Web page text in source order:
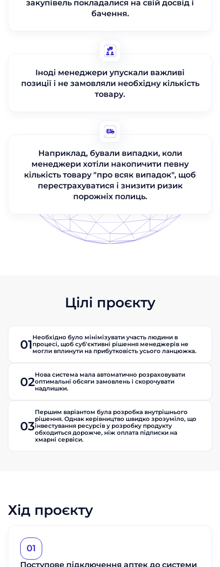
закупівель покладалися на свій досвід і
бачення.
Іноді менеджери упускали важливі
позиції і не замовляли необхідну кількість
товару.
Наприклад, бували випадки, коли
менеджери хотіли накопичити певну
кількість товару "про всяк випадок", щоб
перестрахуватися і знизити ризик
порожніх полиць.
Цілі проєкту
01 Необхідно було мінімізувати участь людини в
процесі, щоб суб'єктивні рішення менеджерів не
могли вплинути на прибутковість усього ланцюжка.
02Нова система мала автоматично розраховувати
оптимальні обсяги замовлень і скорочувати
надлишки.
03
Першим варіантом була розробка внутрішнього
рішення. Однак керівництво швидко зрозуміло, що
інвестування ресурсів у розробку продукту
обходиться дорожче, ніж оплата підписки на
хмарні сервіси.
Хід проєкту
01
Поступове підключення аптек до системи